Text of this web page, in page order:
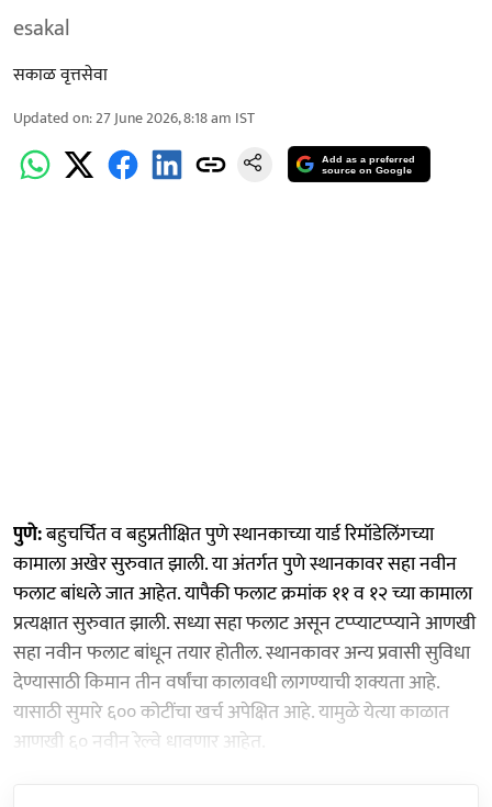
esakal
सकाळ वृत्तसेवा
Updated on:27 June 2026, 8:18 am IST
Add as a preferred
source on Google
पुणे:बहुचर्चित व बहुप्रतीक्षित पुणे स्थानकाच्या यार्ड रिमॉडेलिंगच्या
कामाला अखेर सुरुवात झाली. या अंतर्गत पुणे स्थानकावर सहा नवीन
फलाट बांधले जात आहेत. यापैकी फलाट क्रमांक ११ व १२ च्या कामाला
प्रत्यक्षात सुरुवात झाली. सध्या सहा फलाट असून टप्प्याटप्प्याने आणखी
सहा नवीन फलाट बांधून तयार होतील. स्थानकावर अन्य प्रवासी सुविधा
देण्यासाठी किमान तीन वर्षांचा कालावधी लागण्याची शक्यता आहे.
यासाठी सुमारे ६०० कोटींचा खर्च अपेक्षित आहे. यामुळे येत्या काळात
आणखी ६० नवीन रेल्वे धावणार आहेत.